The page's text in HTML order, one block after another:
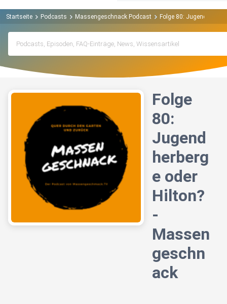
Startseite Podcasts Massengeschnack Podcast Folge 80:
Folge
80:
Jugend
herberg
e oder
Hilton?
-
Massen
geschn
ack